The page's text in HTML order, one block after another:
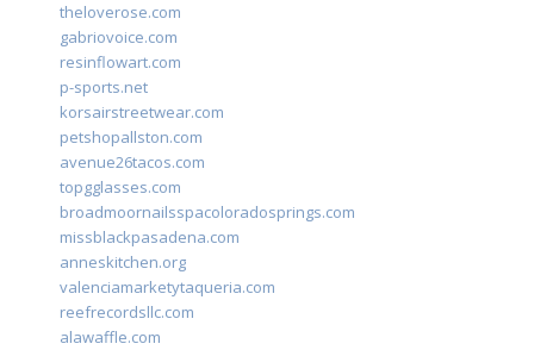
theloverose.com
gabriovoice.com
resinflowart.com
p-sports.net
korsairstreetwear.com
petshopallston.com
avenue26tacos.com
topgglasses.com
broadmoornailsspacoloradosprings.com
missblackpasadena.com
anneskitchen.org
valenciamarketytaqueria.com
reefrecordsllc.com
alawaffle.com